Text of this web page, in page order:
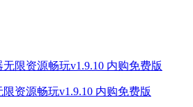
资源畅玩v1.9.10 内购免费版